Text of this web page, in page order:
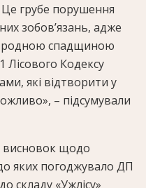
Це грубе порушення
зобов’язань, адже
спадщиною
Лісового Кодексу
які відтворити у
– підсумували
висновок щодо
яких погоджувало ДП
складу «Ужлісу»